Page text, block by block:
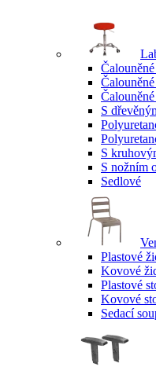
S
S
S nožním
Sedlové
Plastové
Kovové
Plastové
Kovové
Sedací